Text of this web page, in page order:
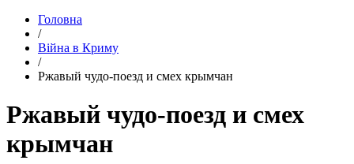
Головна
/
Війна в Криму
/
​Ржавый чудо-поезд и смех крымчан
​Ржавый чудо-поезд и смех
крымчан